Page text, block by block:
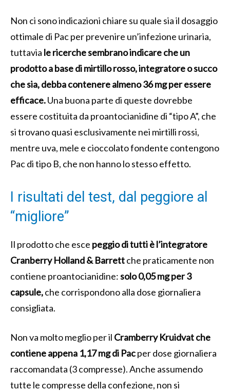
Non ci sono indicazioni chiare su quale sia il dosaggio
ottimale di Pac per prevenire un’infezione urinaria,
tuttavia le ricerche sembrano indicare che un
prodotto a base di mirtillo rosso, integratore o succo
che sia, debba contenere almeno 36 mg per essere
efficace.Una buona parte di queste dovrebbe
essere costituita da proantocianidine di “tipo A”, che
si trovano quasi esclusivamente nei mirtilli rossi,
mentre uva, mele e cioccolato fondente contengono
Pac di tipo B, che non hanno lo stesso effetto.
I risultati del test, dal peggiore al
“migliore”
Il prodotto che esce peggio di tutti è l’integratore
Cranberry Holland & Barrettche praticamente non
contiene proantocianidine:solo 0,05 mg per 3
capsule,che corrispondono alla dose giornaliera
consigliata.
Non va molto meglio per il Cramberry Kruidvat che
contiene appena 1,17 mg di Pacper dose giornaliera
raccomandata (3 compresse). Anche assumendo
tutte le compresse della confezione, non si